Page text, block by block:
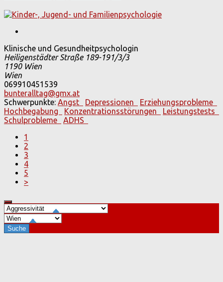
Klinische und Gesundheitpsychologin
Heiligenstädter Straße 189-191/3/3
1190 Wien
Wien
069910451539
bunteralltag@gmx.at
Schwerpunkte: Angst Depressionen
Erziehungsprobleme
Hochbegabung
Konzentrationsstörungen
Leistungstests
Schulprobleme
ADHS
1
2
3
4
5
>